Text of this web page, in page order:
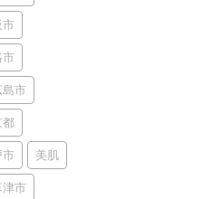
市
市
島市
都
市 美肌
津市